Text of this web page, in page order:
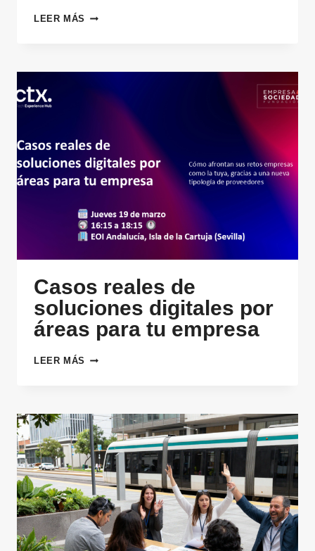
LEER MÁS SACYR
RETO
IMPULSAR
AUTOMATIZACIÓN
Y
ROBOTIZACIÓN
EN
AUTOPISTAS
Casos reales de
soluciones digitales por
áreas para tu empresa
LEER MÁS CASOS
DIGITALES
POR
ÁREAS
PARA
TU
EMPRESA